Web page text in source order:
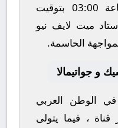
03:00 بتوقيت
ميت لايف نيو
الحاسمة.
و جواتيمالا
الوطن العربي
قناة، فيما يتولى